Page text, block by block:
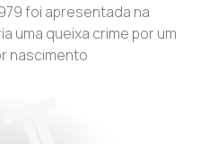
foi apresentada na
uma queixa crime por um
nascimento